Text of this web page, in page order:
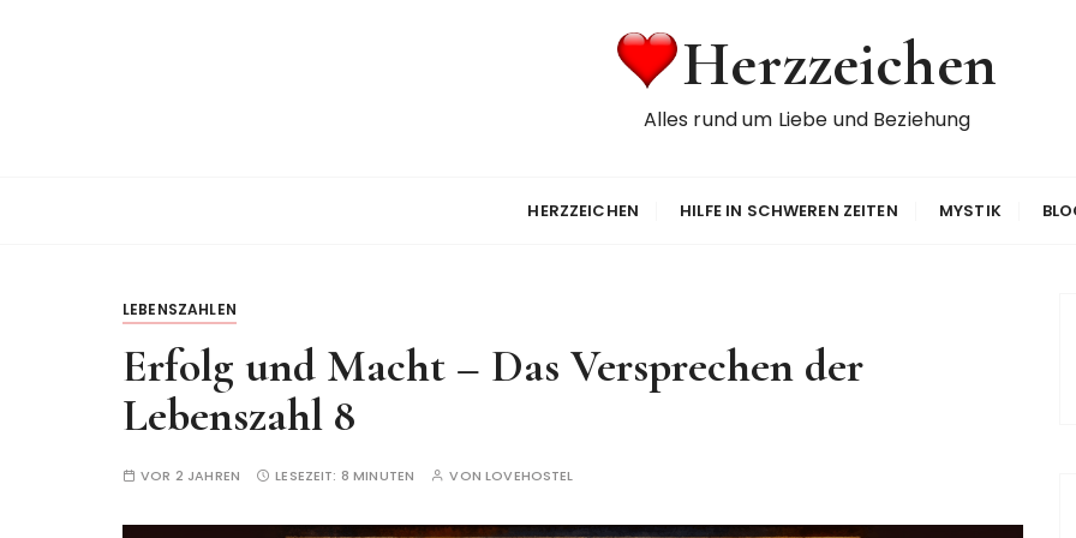
Herzzeichen
Alles rund um Liebe und Beziehung
HERZZEICHEN HILFE IN SCHWEREN ZEITEN MYSTIK
LEBENSZAHLEN
Erfolg und Macht – Das Versprechen der
Lebenszahl 8
VOR 2 JAHREN LESEZEIT: 8 MINUTEN VONLOVEHOSTEL